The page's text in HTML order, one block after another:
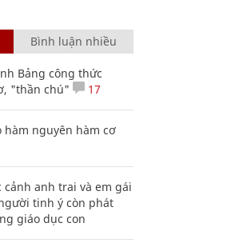
Bình luận nhiều
Bảng công thức
"thần chú"
17
hàm nguyên hàm cơ
anh trai và em gái
tinh ý còn phát
giáo dục con